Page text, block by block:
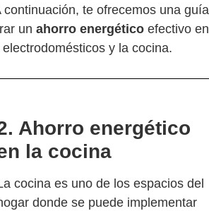
te ofrecemos una guía
un ahorro energético efectivo en
y la cocina.
Ahorro energético
la cocina
cocina es uno de los espacios del
donde se puede implementar